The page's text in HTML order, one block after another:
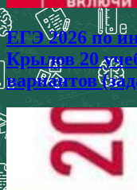
ЕГЭ 2026 по
Крылов 20
вариантов